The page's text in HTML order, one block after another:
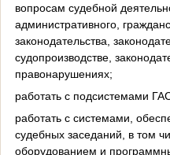
вопросам судебной
административного,
законодательства,
судопроизводстве,
правонарушениях;
работать с подсистемами
работать с системами,
судебных заседаний, в том
оборудованием и